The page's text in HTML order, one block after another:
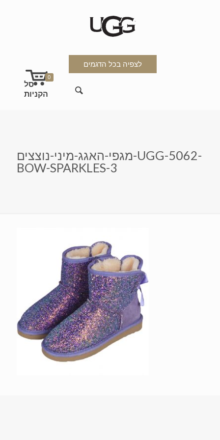
לצפיה בכל הדגמים
0
מגפי-האגג-מיני-נוצצים-UGG-5062-
BOW-SPARKLES-3